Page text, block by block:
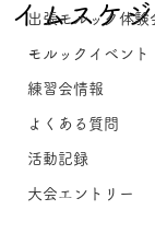
出張モルック体験
モルックイベント
練習会情報
よくある質問
活動記録
大会エントリー
イムスケ